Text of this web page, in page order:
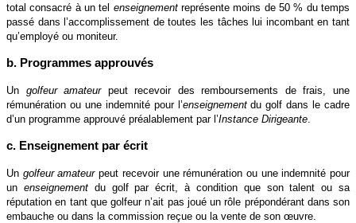
total consacré à un tel enseignementreprésente moins de 50 % du temps
passé dans l’accomplissement de toutes les tâches lui incombant en tant
qu’employé ou moniteur.
b. Programmes approuvés
Un golfeur amateur peut recevoir des remboursements de frais, une
rémunération ou une indemnité pour l’enseignementdu golf dans le cadre
d’un programme approuvé préalablement par l’Instance Dirigeante
c. Enseignement par écrit
Un golfeur amateurpeut recevoir une rémunération ou une indemnité pour
un enseignement du golf par écrit, à condition que son talent ou sa
réputation en tant que golfeur n’ait pas joué un rôle prépondérant dans son
embauche ou dans la commission reçue ou la vente de son œuvre.